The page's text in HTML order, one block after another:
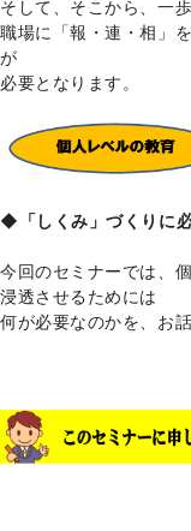
そして、そこから、一歩
職場に「報・連・相」
が
必要となります。
◆「しくみ」づくりに
今回のセミナーでは、
浸透させるためには
何が必要なのかを、お話